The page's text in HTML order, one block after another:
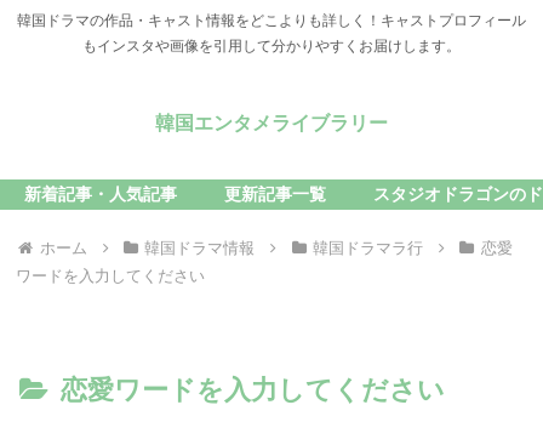
韓国ドラマの作品・キャスト情報をどこよりも詳しく！キャストプロフィール
もインスタや画像を引用して分かりやすくお届けします。
韓国エンタメライブラリー
新着記事・人気記事 更新記事一覧 スタジオドラゴンの
ホーム 韓国ドラマ情報 韓国ドラマラ行
恋愛
ワードを入力してください
恋愛ワードを入力してください